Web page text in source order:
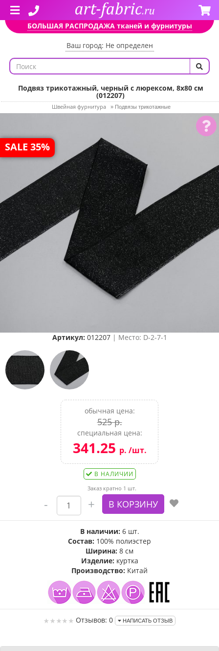
БОЛЬШАЯ РАСПРОДАЖА тканей и фурнитуры
Ваш город: Не определен
Подвяз трикотажный, черный с люрексом, 8х80 см
(012207)
Швейная фурнитура » Подвязы трикотажные
SALE 35%
Артикул: 012207| Место: D-2-7-1
обычная цена:
525 р.
специальная цена:
341.25 р. /шт.
В НАЛИЧИИ
Заказ кратно 1 шт.
В наличии: 6 шт.
Состав: 100% полиэстер
Ширина: 8 см
Изделие: куртка
Производство: Китай
Отзывов: 0 НАПИСАТЬ ОТЗЫВ